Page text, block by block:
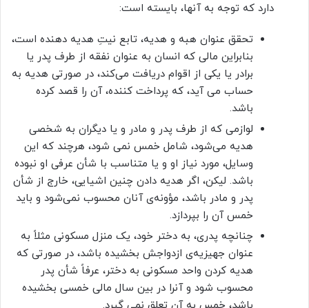
دارد که توجه به آنها، بایسته است:
تحقق عنوان هبه و هدیه، تابع نیتِ هدیه دهنده است،
بنابراین مالی که انسان به عنوان نفقه‌ از طرف پدر یا
برادر یا یکی از اقوام دریافت می‌کند، در صورتی هدیه به
حساب می آید، که پرداخت کننده، آن را قصد کرده
باشد.
لوازمی که از طرف پدر و مادر و یا دیگران به شخصی
هدیه می‌شود، شامل خمس نمی شود، هرچند که این
وسایل، مورد نیاز او و یا متناسب با شأن عرفی او نبوده
باشد. لیکن، اگر هدیه دادن چنین اشیایی، خارج از شأن
پدر و مادر باشد، مؤونه‌ی آنان محسوب نمی‌شود و باید
خمس آن را بپردازد.
چنانچه پدری، به دختر خود، یک منزل مسکونی مثلاً به
عنوان جهیزیه‌ی ازدواجش بخشیده باشد، در صورتی که
هدیه کردن واحد مسکونی به دختر، عرفاً شأن پدر
محسوب شود و آنرا در بین سال مالی خمسی بخشیده